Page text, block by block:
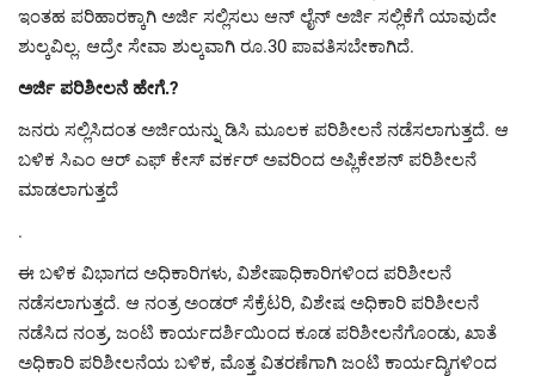
ಇಂತಹ ಪರಿಹಾರಕ್ಕಾಗಿ ಅರ್ಜಿ ಸಲ್ಲಿಸಲು ಆನ್ ಲೈನ್ ಅರ್ಜಿ ಸಲ್ಲಿಕೆಗೆ ಯಾವುದೇ
ಶುಲ್ಕವಿಲ್ಲ. ಆದ್ರೇ ಸೇವಾ ಶುಲ್ಕವಾಗಿ ರೂ.30 ಪಾವತಿಸಬೇಕಾಗಿದೆ.
ಅರ್ಜಿ ಪರಿಶೀಲನೆ ಹೇಗೆ.?
ಜನರು ಸಲ್ಲಿಸಿದಂತ ಅರ್ಜಿಯನ್ನು ಡಿಸಿ ಮೂಲಕ ಪರಿಶೀಲನೆ ನಡೆಸಲಾಗುತ್ತದೆ. ಆ
ಬಳಿಕ ಸಿಎಂ ಆರ್ ಎಫ್ ಕೇಸ್ ವರ್ಕರ್ ಅವರಿಂದ ಅಪ್ಲಿಕೇಶನ್ ಪರಿಶೀಲನೆ
ಮಾಡಲಾಗುತ್ತದೆ
.
ಈ ಬಳಿಕ ವಿಭಾಗದ ಅಧಿಕಾರಿಗಳು, ವಿಶೇಷಾಧಿಕಾರಿಗಳಿಂದ ಪರಿಶೀಲನೆ
ನಡೆಸಲಾಗುತ್ತದೆ. ಆ ನಂತ್ರ ಅಂಡರ್ ಸೆಕ್ರೆಟರಿ, ವಿಶೇಷ ಅಧಿಕಾರಿ ಪರಿಶೀಲನೆ
ನಡೆಸಿದ ನಂತ್ರ, ಜಂಟಿ ಕಾರ್ಯದರ್ಶಿಯಿಂದ ಕೂಡ ಪರಿಶೀಲನೆಗೊಂಡು, ಖಾತೆ
ಅಧಿಕಾರಿ ಪರಿಶೀಲನೆಯ ಬಳಿಕ, ಮೊತ್ತ ವಿತರಣೆಗಾಗಿ ಜಂಟಿ ಕಾರ್ಯದ್ಶಿಗಳಿಂದ